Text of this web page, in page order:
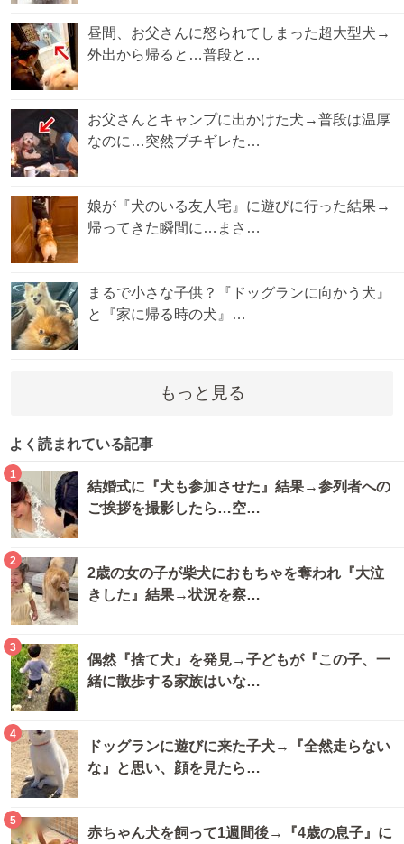
昼間、お父さんに怒られてしまった超大型犬→
外出から帰ると…普段と…
お父さんとキャンプに出かけた犬→普段は温厚
なのに…突然ブチギレた…
娘が『犬のいる友人宅』に遊びに行った結果→
帰ってきた瞬間に…まさ…
まるで小さな子供？『ドッグランに向かう犬』
と『家に帰る時の犬』…
もっと見る
よく読まれている記事
1
結婚式に『犬も参加させた』結果→参列者への
ご挨拶を撮影したら…空…
2
2歳の女の子が柴犬におもちゃを奪われ『大泣
きした』結果→状況を察…
3
偶然『捨て犬』を発見→子どもが『この子、一
緒に散歩する家族はいな…
4
ドッグランに遊びに来た子犬→『全然走らない
な』と思い、顔を見たら…
5
赤ちゃん犬を飼って1週間後→『4歳の息子』に